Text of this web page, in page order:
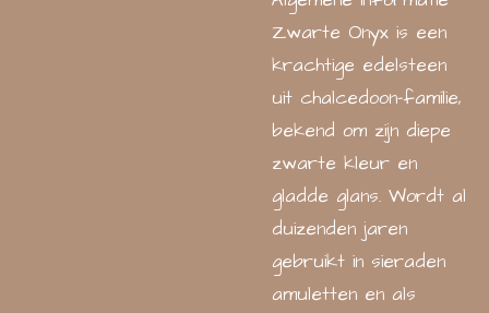
Zwarte Onyx is een
krachtige edelsteen
uit chalcedoon-familie,
bekend om zijn diepe
zwarte kleur en
gladde glans. Wordt al
duizenden jaren
gebruikt in sieraden
amuletten en als